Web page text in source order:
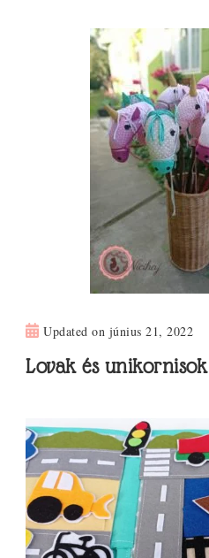
Updated on június 21, 2022
Lovak és unikornisok